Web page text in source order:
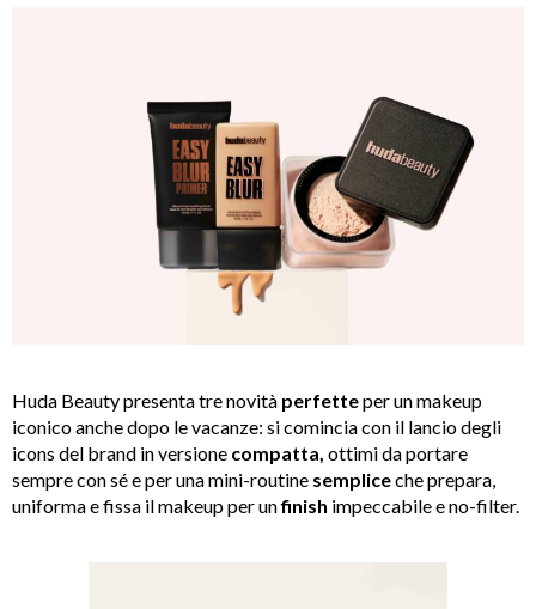
Huda Beauty presenta tre novità perfetteper un makeup
iconico anche dopo le vacanze: si comincia con il lancio degli
icons del brand in versione compatta, ottimi da portare
sempre con sé e per una mini-routine sempliceche prepara,
uniforma e fissa il makeup per unfinish impeccabile e no-filter.